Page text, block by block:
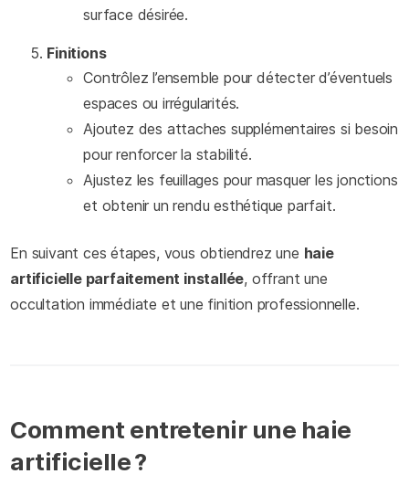
surface désirée.
Finitions
Contrôlez l’ensemble pour détecter d’éventuels
espaces ou irrégularités.
Ajoutez des attaches supplémentaires si besoin
pour renforcer la stabilité.
Ajustez les feuillages pour masquer les jonctions
et obtenir un rendu esthétique parfait.
En suivant ces étapes, vous obtiendrez une haie
artificielle parfaitement installée, offrant une
occultation immédiate et une finition professionnelle.
Comment entretenir une haie
artificielle ?